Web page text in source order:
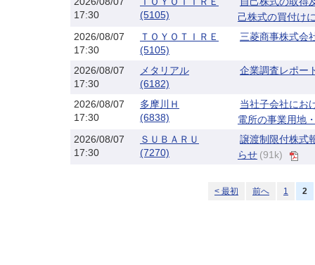
17:30
(5105)
己株式の買付け
2026/08/07
17:30
ＴＯＹＯＴＩＲＥ
(5105)
三菱商事株式会
2026/08/07
17:30
メタリアル
(6182)
企業調査レポー
2026/08/07
17:30
多摩川Ｈ
(6838)
当社子会社にお
電所の事業用地
2026/08/07
17:30
ＳＵＢＡＲＵ
(7270)
譲渡制限付株式
らせ (91k)
< 最初 前へ 1 2